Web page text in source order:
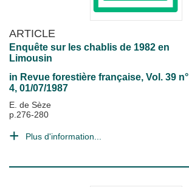
ARTICLE
Enquête sur les chablis de 1982 en
Limousin
in Revue forestière française, Vol. 39 n°
4, 01/07/1987
E. de Sèze
p.276-280
Plus d'information...